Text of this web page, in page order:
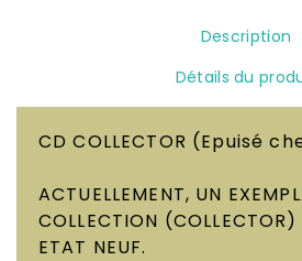
Description
Détails du
CD COLLECTOR (Epuisé
ACTUELLEMENT, UN
COLLECTION (COLLECTOR)
ETAT NEUF.